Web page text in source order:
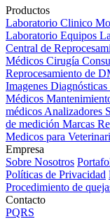
Productos
Laboratorio Clinico
Laboratorio Equipos
Central de
Médicos Cirugía
Reprocesamiento de
Imagenes Diagnósticas
Médicos
médicos Analizadores
de medición Marcas
Medicos para
Empresa
Sobre Nosotros
Políticas de Privacidad
Procedimiento de
Contacto
PQRS